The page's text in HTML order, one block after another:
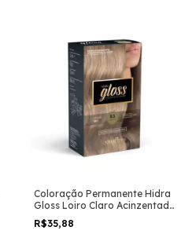
Coloração Permanente Hidra
Gloss Loiro Claro Acinzentado
8.1
R$35,88